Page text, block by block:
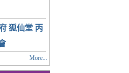
狐仙堂 丙
More...